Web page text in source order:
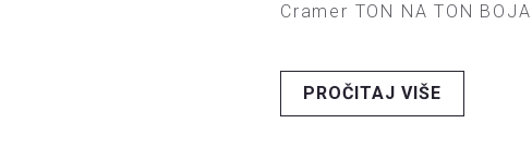
Cramer TON NA TON
PROČITAJ VIŠE